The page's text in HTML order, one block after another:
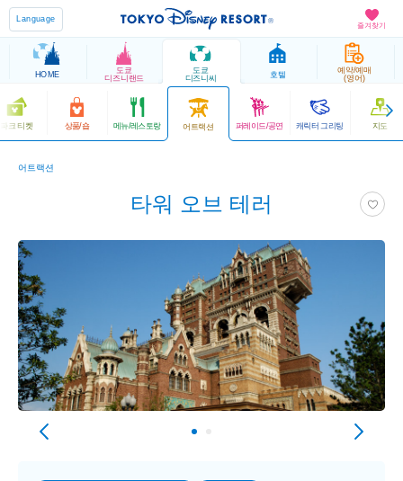
즐겨찾기
Language
HOME
도쿄
디즈니랜드
도쿄
디즈니씨
호텔
예약/예매
(영어)
파크 티켓 상품/숍 메뉴/레스토랑 어트랙션 퍼레이드/공연 캐릭터 그리팅 지도
어트랙션
타워 오브 테러